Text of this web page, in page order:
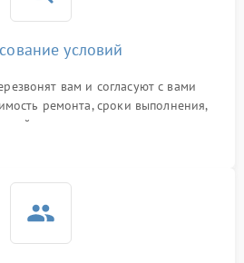
условий
вам и согласуют с вами
ремонта, сроки выполнения,
условия